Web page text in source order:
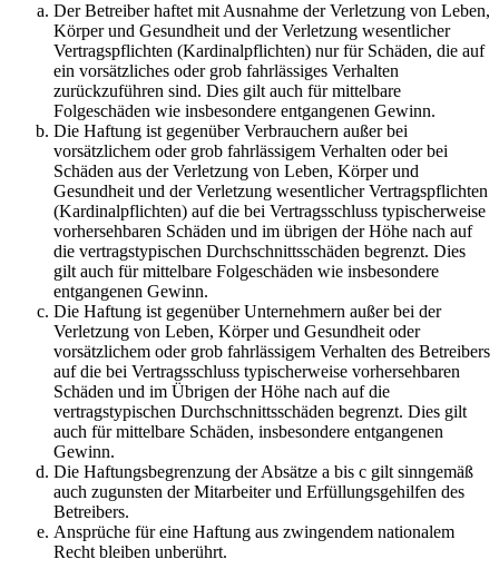
Der Betreiber haftet mit Ausnahme der Verletzung von Leben,
Körper und Gesundheit und der Verletzung wesentlicher
Vertragspflichten (Kardinalpflichten) nur für Schäden, die auf
ein vorsätzliches oder grob fahrlässiges Verhalten
zurückzuführen sind. Dies gilt auch für mittelbare
Folgeschäden wie insbesondere entgangenen Gewinn.
Die Haftung ist gegenüber Verbrauchern außer bei
vorsätzlichem oder grob fahrlässigem Verhalten oder bei
Schäden aus der Verletzung von Leben, Körper und
Gesundheit und der Verletzung wesentlicher Vertragspflichten
(Kardinalpflichten) auf die bei Vertragsschluss typischerweise
vorhersehbaren Schäden und im übrigen der Höhe nach auf
die vertragstypischen Durchschnittsschäden begrenzt. Dies
gilt auch für mittelbare Folgeschäden wie insbesondere
entgangenen Gewinn.
Die Haftung ist gegenüber Unternehmern außer bei der
Verletzung von Leben, Körper und Gesundheit oder
vorsätzlichem oder grob fahrlässigem Verhalten des Betreibers
auf die bei Vertragsschluss typischerweise vorhersehbaren
Schäden und im Übrigen der Höhe nach auf die
vertragstypischen Durchschnittsschäden begrenzt. Dies gilt
auch für mittelbare Schäden, insbesondere entgangenen
Gewinn.
Die Haftungsbegrenzung der Absätze a bis c gilt sinngemäß
auch zugunsten der Mitarbeiter und Erfüllungsgehilfen des
Betreibers.
Ansprüche für eine Haftung aus zwingendem nationalem
Recht bleiben unberührt.